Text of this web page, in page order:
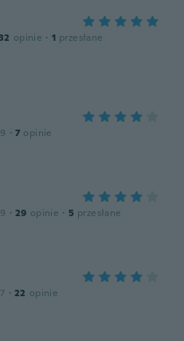
opinie · 1 przesłane
· 7 opinie
· 29 opinie · 5 przesłane
· 22 opinie